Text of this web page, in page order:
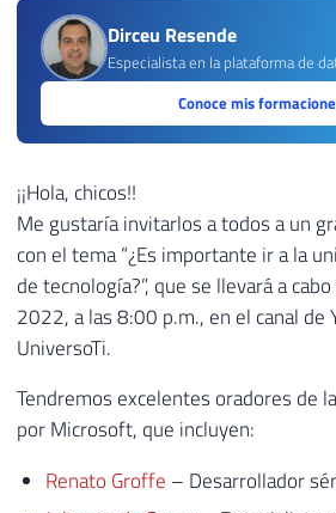
Dirceu Resende
Especialista en la plataforma de
Conoce mis
¡¡Hola, chicos!!
Me gustaría invitarlos a todos a un
con el tema “¿Es importante ir a la
de tecnología?”, que se llevará a
2022, a las 8:00 p.m., en el canal de
UniversoTi.
Tendremos excelentes oradores de
por Microsoft, que incluyen:
Renato Groffe – Desarrollador